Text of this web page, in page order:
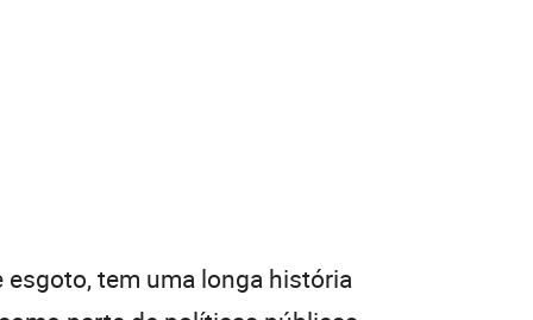
tem uma longa história